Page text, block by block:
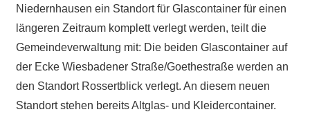
Niedernhausen ein Standort für Glascontainer für einen
längeren Zeitraum komplett verlegt werden, teilt die
Gemeindeverwaltung mit: Die beiden Glascontainer auf
der Ecke Wiesbadener Straße/Goethestraße werden an
den Standort Rossertblick verlegt. An diesem neuen
Standort stehen bereits Altglas- und Kleidercontainer.